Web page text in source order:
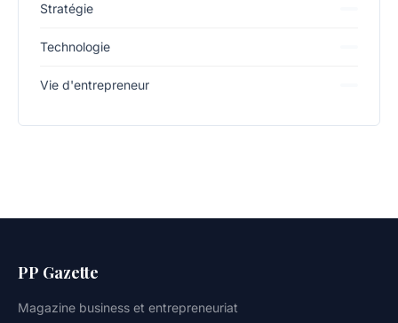
Stratégie
Technologie
Vie d'entrepreneur
PP Gazette
Magazine business et entrepreneuriat